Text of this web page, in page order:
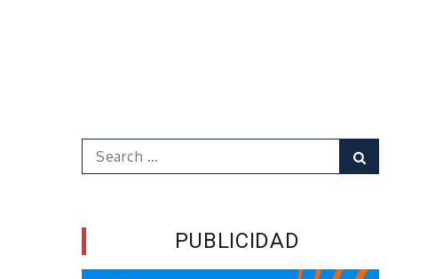
Search
for:
PUBLICIDAD